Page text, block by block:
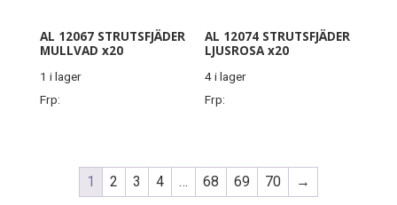
AL 12067 STRUTSFJÄDER
MULLVAD x20
1 i lager
Frp:
AL 12074 STRUTSFJÄDER
LJUSROSA x20
4 i lager
Frp:
1 2 3 4 … 68 69 70 →